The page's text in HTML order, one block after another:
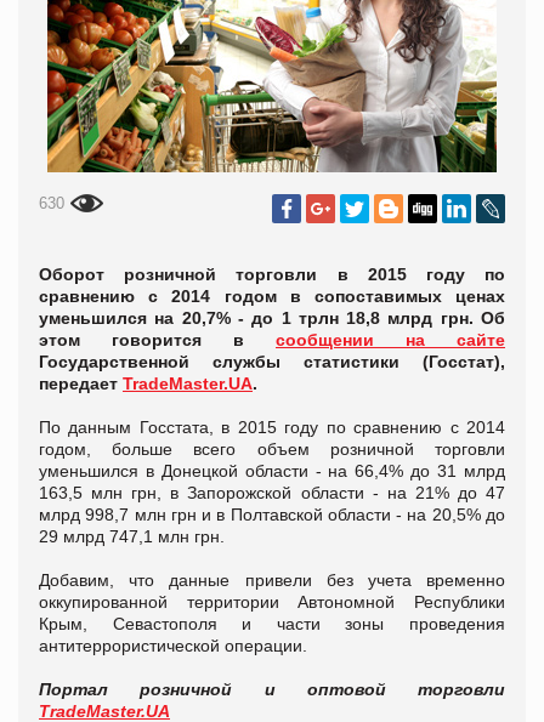
630
Оборот розничной торговли в 2015 году по
сравнению с 2014 годом в сопоставимых ценах
уменьшился на 20,7% - до 1 трлн 18,8 млрд грн. Об
этом говорится в сообщении на сайте
Государственной службы статистики (Госстат),
передает TradeMaster.UA.
По данным Госстата, в 2015 году по сравнению с 2014
годом, больше всего объем розничной торговли
уменьшился в Донецкой области - на 66,4% до 31 млрд
163,5 млн грн, в Запорожской области - на 21% до 47
млрд 998,7 млн грн и в Полтавской области - на 20,5% до
29 млрд 747,1 млн грн.
Добавим, что данные привели без учета временно
оккупированной территории Автономной Республики
Крым, Севастополя и части зоны проведения
антитеррористической операции.
Портал розничной и оптовой торговли
TradeMaster.UA